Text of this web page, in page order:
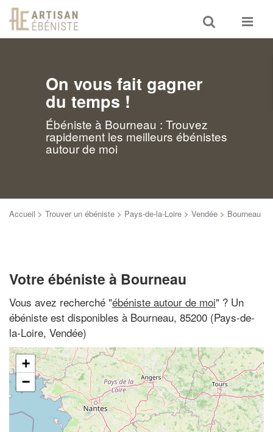
Toggle
search
Toggle
On vous fait gagner
du temps !
Ébéniste à Bourneau : Trouvez
rapidement les meilleurs ébénistes
autour de moi
Accueil > Trouver un ébéniste > Pays-de-la-Loire > Vendée > Bourneau
Votre ébéniste à Bourneau
Vous avez recherché "ébéniste autour de moi" ? Un
ébéniste est disponibles à Bourneau, 85200 (Pays-de-
la-Loire, Vendée)
+
−